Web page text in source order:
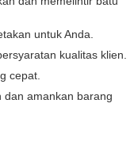
untuk Anda.
kualitas klien.
cepat.
dan amankan barang